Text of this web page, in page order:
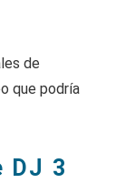
de
que podría
DJ 3